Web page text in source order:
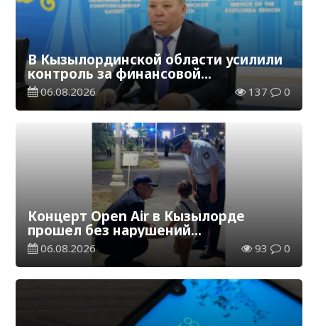
В Кызылординской области усилили
контроль за финансовой
дисциплиной
06.08.2026 137 0
Концерт Open Air в Кызылорде
прошел без нарушений
общественного порядка
06.08.2026 93 0